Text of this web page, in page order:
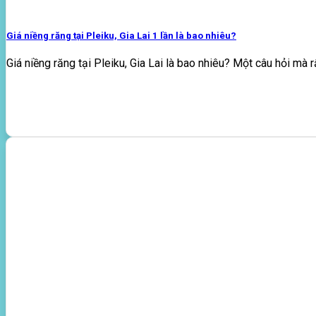
Giá niềng răng tại Pleiku, Gia Lai 1 lần là bao nhiêu?
Giá niềng răng tại Pleiku, Gia Lai là bao nhiêu? Một câu hỏi mà